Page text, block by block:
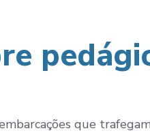
que